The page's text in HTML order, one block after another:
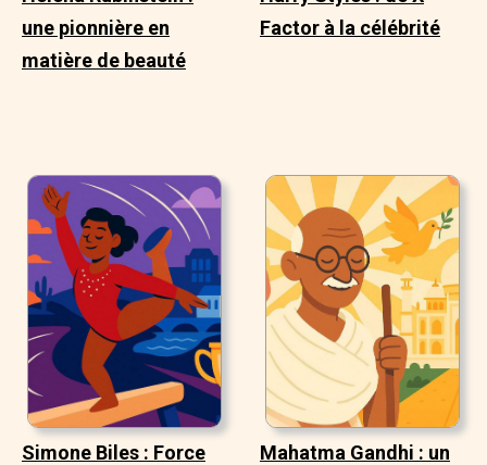
une pionnière en
matière de beauté
Factor à la célébrité
Simone Biles : Force
Mahatma Gandhi : un